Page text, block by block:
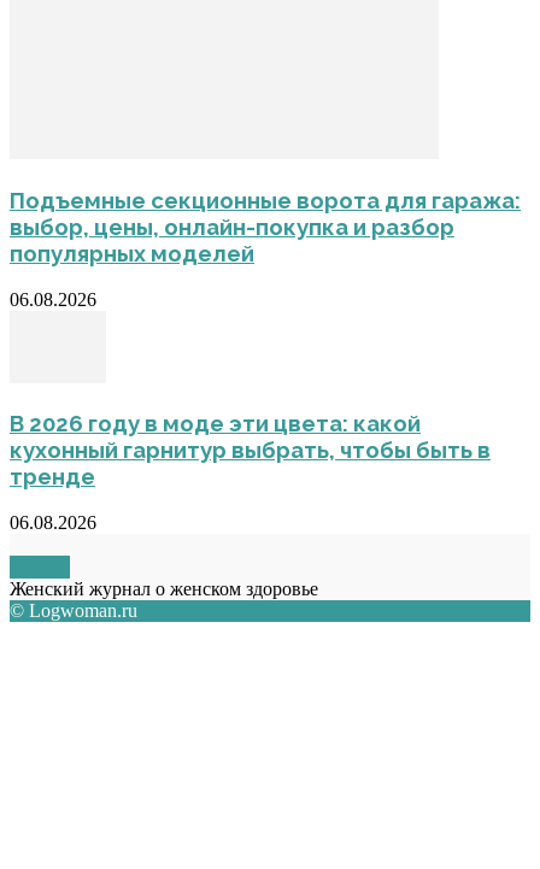
Подъемные секционные ворота для гаража:
выбор, цены, онлайн-покупка и разбор
популярных моделей
06.08.2026
В 2026 году в моде эти цвета: какой
кухонный гарнитур выбрать, чтобы быть в
тренде
06.08.2026
Женский журнал о женском здоровье
© Logwoman.ru